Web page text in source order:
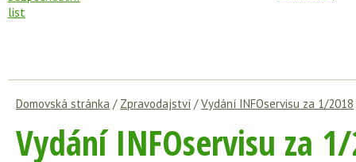
Domovská stránka / Zpravodajství /Vydání INFOservisu za 1/2018
Vydání INFOservisu za